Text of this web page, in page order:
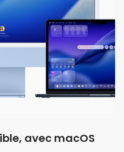
avec macOS